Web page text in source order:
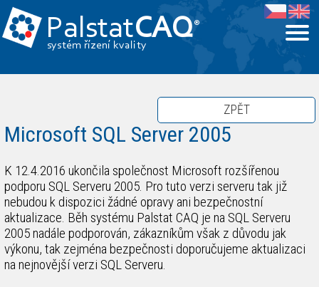
PalstatCAQ®
systém řízení kvality
ZPĚT
Microsoft SQL Server 2005
K 12.4.2016 ukončila společnost Microsoft rozšířenou
podporu SQL Serveru 2005. Pro tuto verzi serveru tak již
nebudou k dispozici žádné opravy ani bezpečnostní
aktualizace. Běh systému Palstat CAQ je na SQL Serveru
2005 nadále podporován, zákazníkům však z důvodu jak
výkonu, tak zejména bezpečnosti doporučujeme aktualizaci
na nejnovější verzi SQL Serveru.